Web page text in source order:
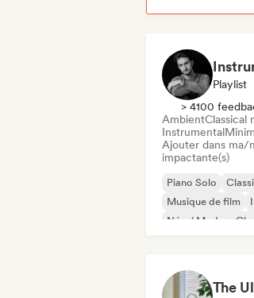
Playlist
> 4100
AmbientClassical
Instrumental
Ajouter dans ma/
impactante(s)
Piano Solo
Musique de film
Néo / Modern